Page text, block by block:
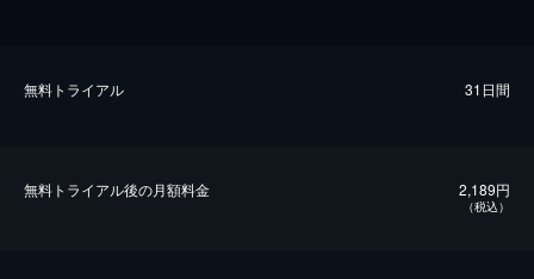
無料トライアル 31日間
無料トライアル後の⽉額料金 2,189円
（税込）